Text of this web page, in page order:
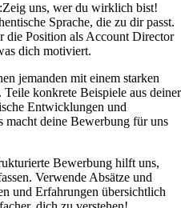
Zeig uns, wer du wirklich bist!
Sprache, die zu dir passt.
die Position als Account Director
dich motiviert.
jemanden mit einem starken
konkrete Beispiele aus deiner
Entwicklungen und
macht deine Bewerbung für uns
Bewerbung hilft uns,
Verwende Absätze und
und Erfahrungen übersichtlich